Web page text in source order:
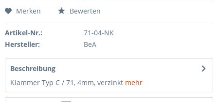
Merken Bewerten
Artikel-Nr.:
71-04-NK
Hersteller:
BeA
Beschreibung
Klammer Typ C / 71, 4mm, verzinkt mehr